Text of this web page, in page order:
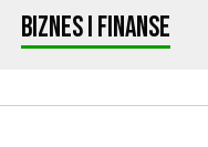
Biznes i Finanse